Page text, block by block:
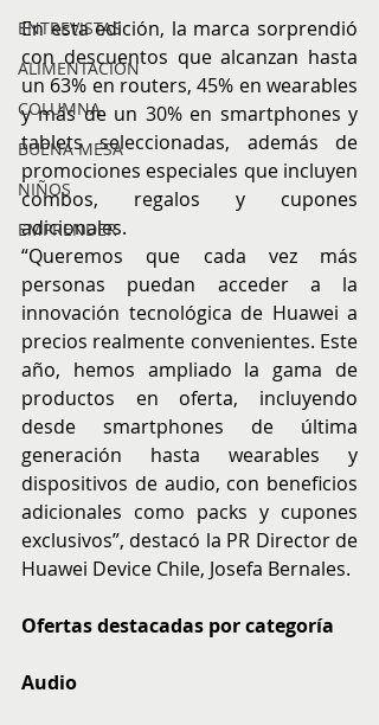
ENTREVISTAS
ALIMENTACIÓN
COLUMNA
BUENA MESA
NIÑOS
EMPRENDER
En esta edición, la marca sorprendió
con descuentos que alcanzan hasta
un 63% en routers, 45% en wearables
y más de un 30% en smartphones y
tablets seleccionadas, además de
promociones especiales que incluyen
combos, regalos y cupones
adicionales.
“Queremos que cada vez más
personas puedan acceder a la
innovación tecnológica de Huawei a
precios realmente convenientes. Este
año, hemos ampliado la gama de
productos en oferta, incluyendo
desde smartphones de última
generación hasta wearables y
dispositivos de audio, con beneficios
adicionales como packs y cupones
exclusivos”, destacó la PR Director de
Huawei Device Chile, Josefa Bernales.
Ofertas destacadas por categoría
Audio